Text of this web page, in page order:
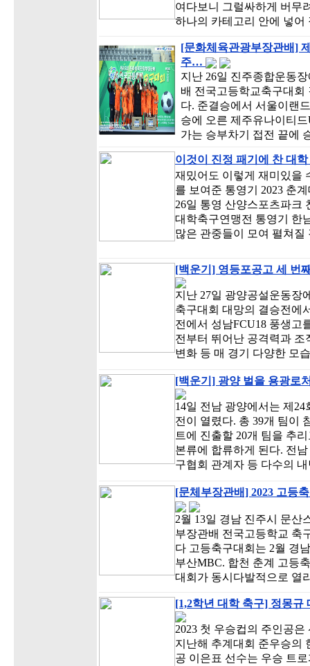
여다보니 그럴싸하게 버무
하나의 카테고리 안에 넣
[문화체육관광부장관배]
주…
지난 26일 진주종합운동
배 전국고등학교축구대회
다. 준결승에서 서울이랜
승에 오른 제주유나이티
가는 승부차기 접전 끝에
이것이 진정 패기에 찬 대
재밌어도 이렇게 재미있을
를 보여준 통영기 2023 춘
26일 통영 산양스포츠파크
대학축구연맹전 통영기 한
많은 관중들이 모여 펼쳐
[백운기] 영등포공고 세 번
지난 27일 광양공설운동장
축구대회 대망의 결승전에
전에서 성남FCU18 풍생고
전부터 뛰어난 공격력과
변화 등 매 경기 다양한 모
[백운기] 광양 벌을 용광로
14일 전남 광양에서는 제
전이 열렸다. 총 39개 팀이
트에 진출할 20개 팀을 추
본류에 합류하게 된다. 전
구협회 관계자 등 다수의
[문체부장관배] 2023 고등
2월 13일 경남 진주시 문산
부장관배 전국고등학교 축
다 고등축구대회는 2월 경
부산MBC. 합천 춘계 고등
대회가 동시다발적으로 열
[1,2학년 대학 축구] 정몽
2023 첫 우승컵의 주인공
지난해 추계대회 준우승의
공 이은표 선수는 우승 트